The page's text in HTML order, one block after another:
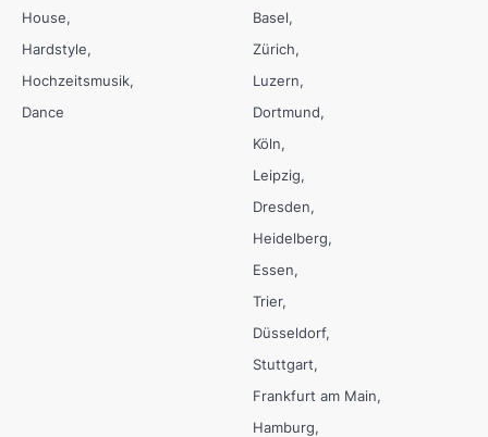
House
Hardstyle
Hochzeitsmusik
Dance
Basel
Zürich
Luzern
Dortmund
Köln
Leipzig
Dresden
Heidelberg
Essen
Trier
Düsseldorf
Stuttgart
Frankfurt am Main
Hamburg